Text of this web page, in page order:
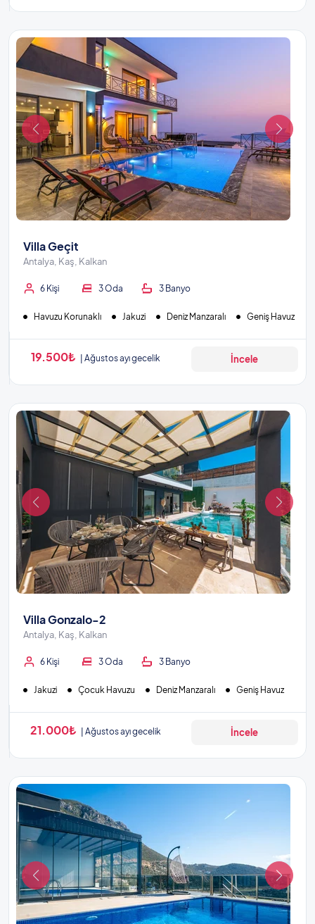
Villa Geçit
Antalya, Kaş, Kalkan
6 Kişi 3 Oda 3 Banyo
Havuzu Korunaklı Jakuzi Deniz Manzaralı Geniş Havuz
19.500₺ Ağustos ayı gecelik İncele
Villa Gonzalo-2
Antalya, Kaş, Kalkan
6 Kişi 3 Oda 3 Banyo
Jakuzi Çocuk Havuzu Deniz Manzaralı Geniş Havuz
21.000₺ Ağustos ayı gecelik İncele